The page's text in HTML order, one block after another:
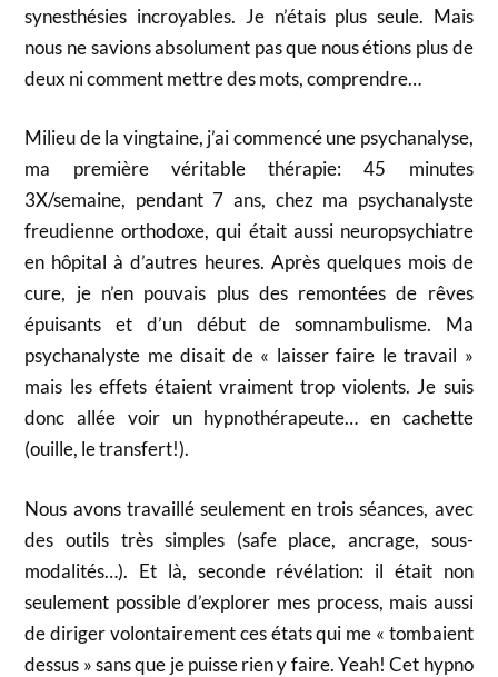
synesthésies incroyables. Je n’étais plus seule. Mais
nous ne savions absolument pas que nous étions plus de
deux ni comment mettre des mots, comprendre…
Milieu de la vingtaine, j’ai commencé une psychanalyse,
ma première véritable thérapie: 45 minutes
3X/semaine, pendant 7 ans, chez ma psychanalyste
freudienne orthodoxe, qui était aussi neuropsychiatre
en hôpital à d’autres heures. Après quelques mois de
cure, je n’en pouvais plus des remontées de rêves
épuisants et d’un début de somnambulisme. Ma
psychanalyste me disait de « laisser faire le travail »
mais les effets étaient vraiment trop violents. Je suis
donc allée voir un hypnothérapeute… en cachette
(ouille, le transfert!).
Nous avons travaillé seulement en trois séances, avec
des outils très simples (safe place, ancrage, sous-
modalités…). Et là, seconde révélation: il était non
seulement possible d’explorer mes process, mais aussi
de diriger volontairement ces états qui me « tombaient
dessus » sans que je puisse rien y faire. Yeah! Cet hypno